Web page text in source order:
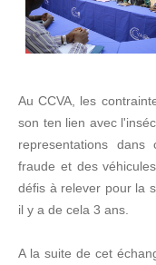
Au CCVA, les
son ten lien avec
representations
fraude et des
défis à relever pour la
il y a de cela 3 ans.
A la suite de cet